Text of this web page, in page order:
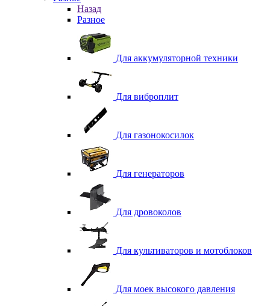
Назад
Разное
Для аккумуляторной техники
Для виброплит
Для газонокосилок
Для генераторов
Для дровоколов
Для культиваторов и мотоблоков
Для моек высокого давления